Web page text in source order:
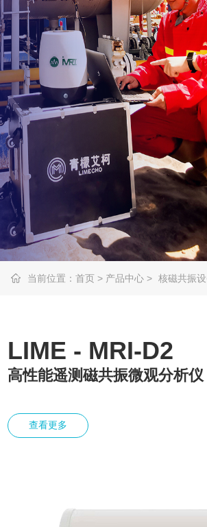
当前位置：首页 > 产品中心 > 核磁共振
LIME - MRI-D2
高性能遥测磁共振微观分析仪
查看更多